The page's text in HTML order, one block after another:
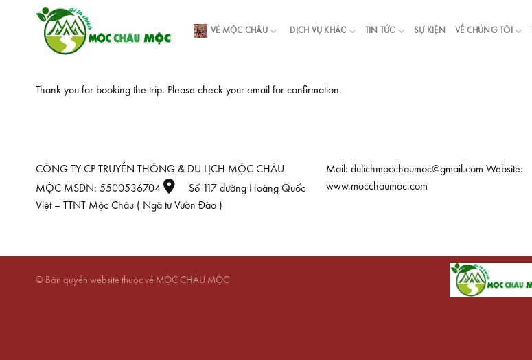
VÉ MỘC CHÂU DỊCH VỤ KHÁC TIN TỨC SỰ KIỆN VỀ CHÚNG TÔI
Thank you for booking the trip. Please check your email for confirmation.
CÔNG TY CP TRUYỀN THÔNG & DU LỊCH MỘC CHÂU
MỘC MSDN: 5500536704
Số 117 đường Hoàng Quốc
Việt – TTNT Mộc Châu ( Ngã tư Vườn Đào )
Mail: dulichmocchaumoc@gmail.com Website:
www.mocchaumoc.com
© Bản quyền website thuộc về MỘC CHÂU MỘC